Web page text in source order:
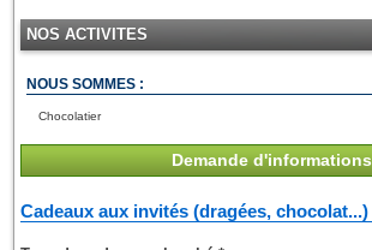
NOS ACTIVITES
NOUS SOMMES :
Chocolatier
Demande d'informations
Cadeaux aux invités (dragées, chocolat...)